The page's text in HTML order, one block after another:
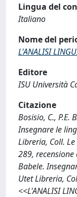
Lingua del
Italiano
Nome del
L'ANALISI
Editore
ISU Università
Citazione
Bosisio, C., P.E.
Insegnare le
Libreria, Coll.
289, recensione
Babele.
Utet Libreria,
<<L'ANALISI